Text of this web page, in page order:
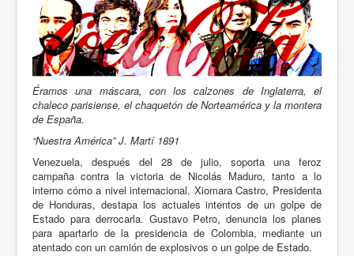
Éramos una máscara, con los calzones de Inglaterra, el
chaleco parisiense, el chaquetón de Norteamérica y la montera
de España.
“Nuestra América” J. Martí 1891
Venezuela, después del 28 de julio, soporta una feroz
campaña contra la victoria de Nicolás Maduro, tanto a lo
interno cómo a nivel internacional. Xiomara Castro, Presidenta
de Honduras, destapa los actuales intentos de un golpe de
Estado para derrocarla. Gustavo Petro, denuncia los planes
para apartarlo de la presidencia de Colombia, mediante un
atentado con un camión de explosivos o un golpe de Estado.